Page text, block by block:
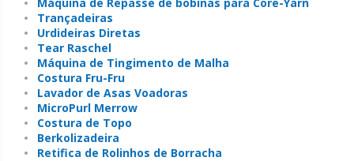
Trançadeiras
Urdideiras Diretas
Tear Raschel
Máquina de Tingimento de Malha
Costura Fru-Fru
Lavador de Asas Voadoras
MicroPurl Merrow
Costura de Topo
Berkolizadeira
Retifica de Rolinhos de Borracha